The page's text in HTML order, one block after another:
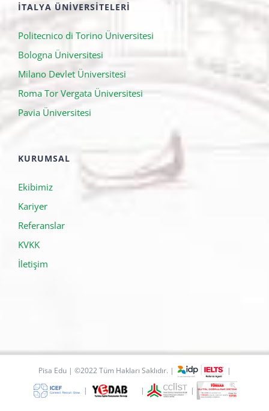
İTALYA ÜNIVERSITELERI
Politecnico di Torino Üniversitesi
Bologna Üniversitesi
Milano Devlet Üniversitesi
Roma Tor Vergata Üniversitesi
Pavia Üniversitesi
KURUMSAL
Ekibimiz
Kariyer
Referanslar
KVKK
İletişim
Pisa Edu | ©2022 Tüm Hakları Saklıdır. |
|
|
| |